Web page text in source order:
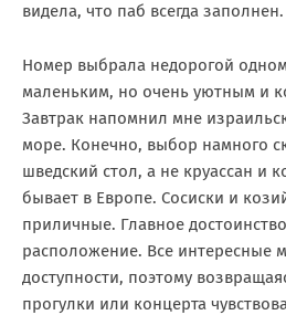
видела, что паб всегда заполнен.
Номер выбрала недорогой
маленьким, но очень уютным и
Завтрак напомнил мне
море. Конечно, выбор намного
шведский стол, а не круассан и
бывает в Европе. Сосиски и
приличные. Главное
расположение. Все интересные
доступности, поэтому
прогулки или концерта